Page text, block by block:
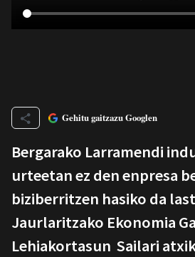
Gehitu gaitzazu Googlen
Bergarako Larramendi
urteetan ez den enpresa
biziberritzen hasiko da
Jaurlaritzako Ekonomia
Lehiakortasun Sailari